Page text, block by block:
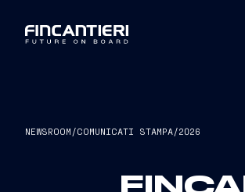
NEWSROOM /COMUNICATI STAMPA/2026